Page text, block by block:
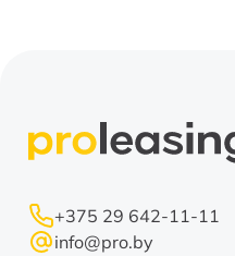
+375 29 642-11-11
info@pro.by